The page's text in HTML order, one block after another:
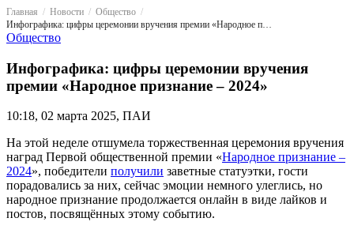
Главная Новости
Общество
Инфографика: цифры церемонии вручения премии «Народное признание – 2024»
Общество
Инфографика: цифры церемонии вручения
премии «Народное признание – 2024»
10:18, 02 марта 2025, ПАИ
На этой неделе отшумела торжественная церемония вручения
наград Первой общественной премии «Народное признание –
2024», победители получили заветные статуэтки, гости
порадовались за них, сейчас эмоции немного улеглись, но
народное признание продолжается онлайн в виде лайков и
постов, посвящённых этому событию.